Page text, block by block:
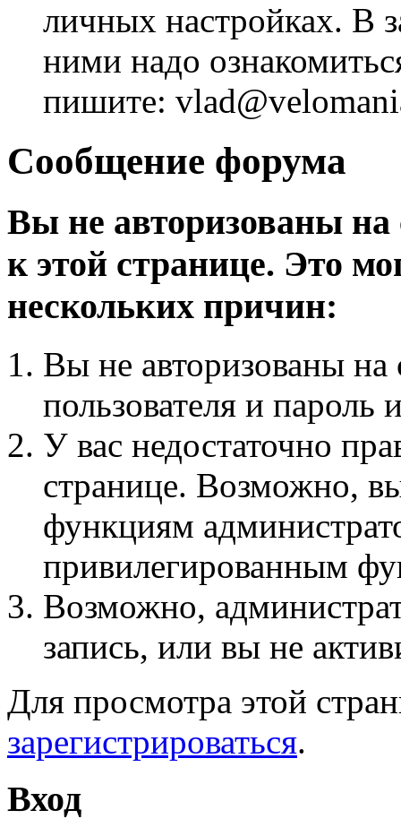
личных настройках. В
ними надо
пишите:
Сообщение форума
Вы не авторизованы на
к этой странице. Это
нескольких причин:
Вы не авторизованы на
пользователя и пароль
У вас недостаточно
странице. Возможно,
функциям
привилегированным
Возможно,
запись, или вы не
Для просмотра этой
зарегистрироваться.
Вход